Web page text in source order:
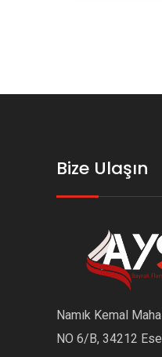
Bize Ulaşın
Namık Kemal
NO 6/B, 34212